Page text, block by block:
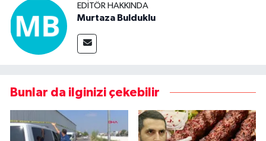
EDITÖR HAKKINDA
Murtaza Bulduklu
Bunlar da ilginizi çekebilir